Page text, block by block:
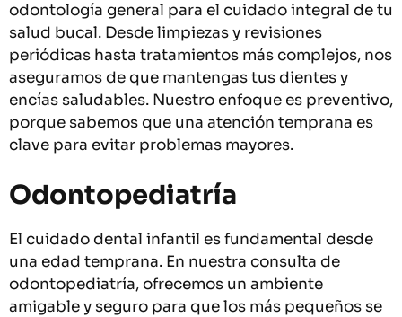
odontología general para el cuidado integral de tu
salud bucal. Desde limpiezas y revisiones
periódicas hasta tratamientos más complejos, nos
aseguramos de que mantengas tus dientes y
encías saludables. Nuestro enfoque es preventivo,
porque sabemos que una atención temprana es
clave para evitar problemas mayores.
Odontopediatría
El cuidado dental infantil es fundamental desde
una edad temprana. En nuestra consulta de
odontopediatría, ofrecemos un ambiente
amigable y seguro para que los más pequeños se